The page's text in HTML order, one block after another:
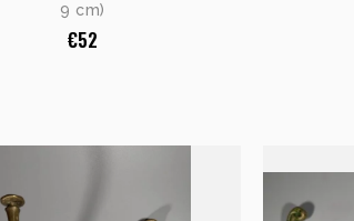
9 cm)
€52